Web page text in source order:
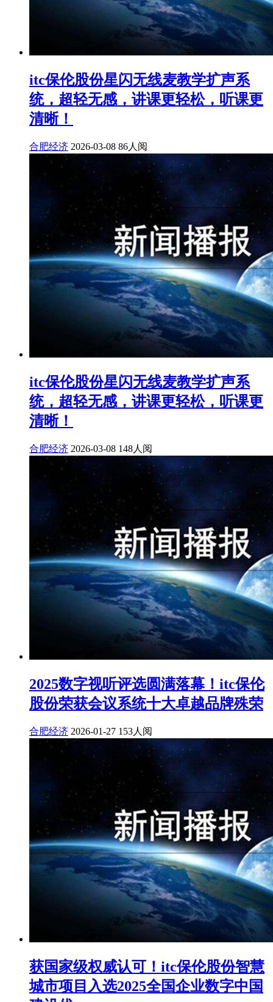
itc保伦股份星闪无线麦教学扩声系
统，超轻无感，讲课更轻松，听课更
清晰！
合肥经济 2026-03-08 86人阅
itc保伦股份星闪无线麦教学扩声系
统，超轻无感，讲课更轻松，听课更
清晰！
合肥经济 2026-03-08 148人阅
2025数字视听评选圆满落幕！itc保伦
股份荣获会议系统十大卓越品牌殊荣
合肥经济 2026-01-27 153人阅
获国家级权威认可！itc保伦股份智慧
城市项目入选2025全国企业数字中国